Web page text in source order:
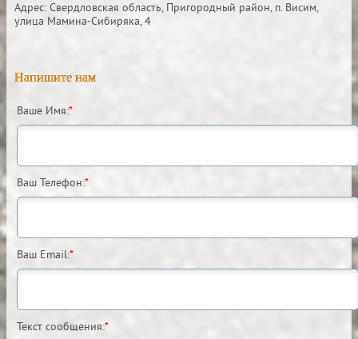
Адрес: Свердловская область, Пригородный район, п. Висим,
улица Мамина-Сибиряка, 4
Напишите нам
Ваше Имя:*
Ваш Телефон:*
Ваш Email:*
Текст сообщения:*